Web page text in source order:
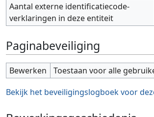
Aantal externe identificatiecode-
verklaringen in deze entiteit
Paginabeveiliging
Bewerken
Toestaan voor alle
Bekijk het beveiligingslogboek voor